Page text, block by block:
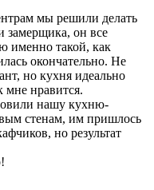
мы решили делать
замерщика, он все
именно такой, как
окончательно. Не
но кухня идеально
мне нравится.
нашу кухню-
стенам, им пришлось
но результат